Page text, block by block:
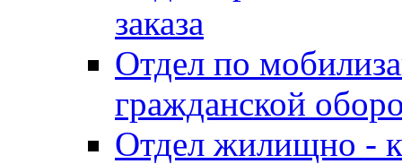
заказа
Отдел по
гражданской
Отдел жилищно -